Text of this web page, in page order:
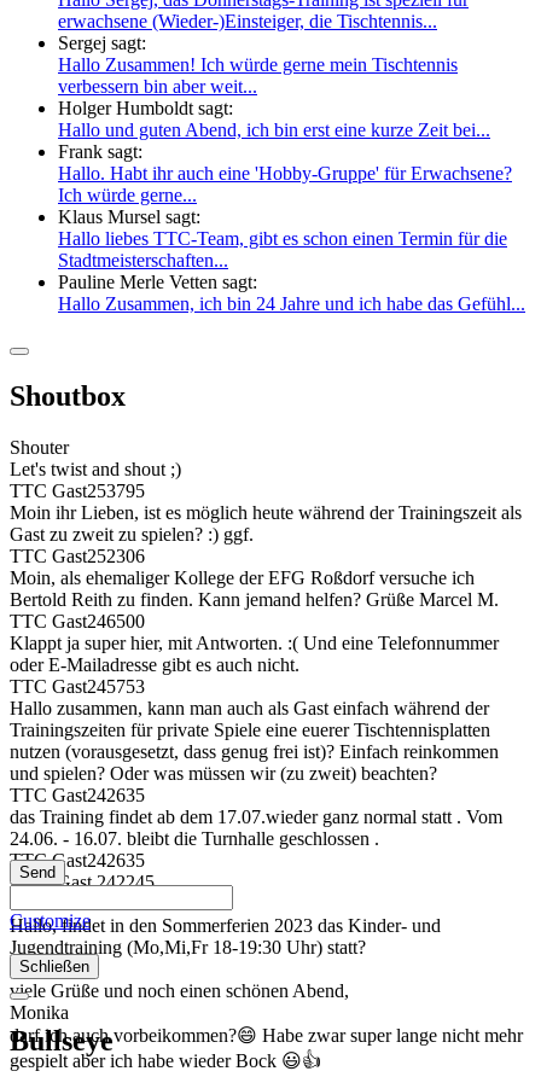
erwachsene (Wieder-)Einsteiger, die Tischtennis...
Sergej sagt:
Hallo Zusammen! Ich würde gerne mein Tischtennis
verbessern bin aber weit...
Holger Humboldt sagt:
Hallo und guten Abend, ich bin erst eine kurze Zeit bei...
Frank sagt:
Hallo. Habt ihr auch eine 'Hobby-Gruppe' für Erwachsene?
Ich würde gerne...
Klaus Mursel sagt:
Hallo liebes TTC-Team, gibt es schon einen Termin für die
Stadtmeisterschaften...
Pauline Merle Vetten sagt:
Hallo Zusammen, ich bin 24 Jahre und ich habe das Gefühl...
Shoutbox
Shouter
Let's twist and shout ;)
TTC Gast253795
Moin ihr Lieben, ist es möglich heute während der Trainingszeit als
Gast zu zweit zu spielen? :) ggf.
TTC Gast252306
Moin, als ehemaliger Kollege der EFG Roßdorf versuche ich
Bertold Reith zu finden. Kann jemand helfen? Grüße Marcel M.
TTC Gast246500
Klappt ja super hier, mit Antworten. :( Und eine Telefonnummer
oder E-Mailadresse gibt es auch nicht.
TTC Gast245753
Hallo zusammen, kann man auch als Gast einfach während der
Trainingszeiten für private Spiele eine euerer Tischtennisplatten
nutzen (vorausgesetzt, dass genug frei ist)? Einfach reinkommen
und spielen? Oder was müssen wir (zu zweit) beachten?
TTC Gast242635
das Training findet ab dem 17.07.wieder ganz normal statt . Vom
24.06. - 16.07. bleibt die Turnhalle geschlossen .
TTC Gast242635
Hallo Gast 242245,
Hallo, findet in den Sommerferien 2023 das Kinder- und
Jugendtraining (Mo,Mi,Fr 18-19:30 Uhr) statt?
Monika
viele Grüße und noch einen schönen Abend,
Monika
darf ich auch vorbeikommen?😄 Habe zwar super lange nicht mehr
gespielt aber ich habe wieder Bock 😃👍
Customize
Schließen
Bullseye